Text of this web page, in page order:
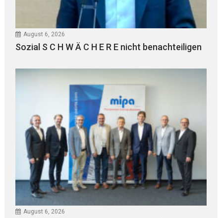
August 6, 2026
Sozial S C H W Ä C H E R E nicht benachteiligen
August 6, 2026